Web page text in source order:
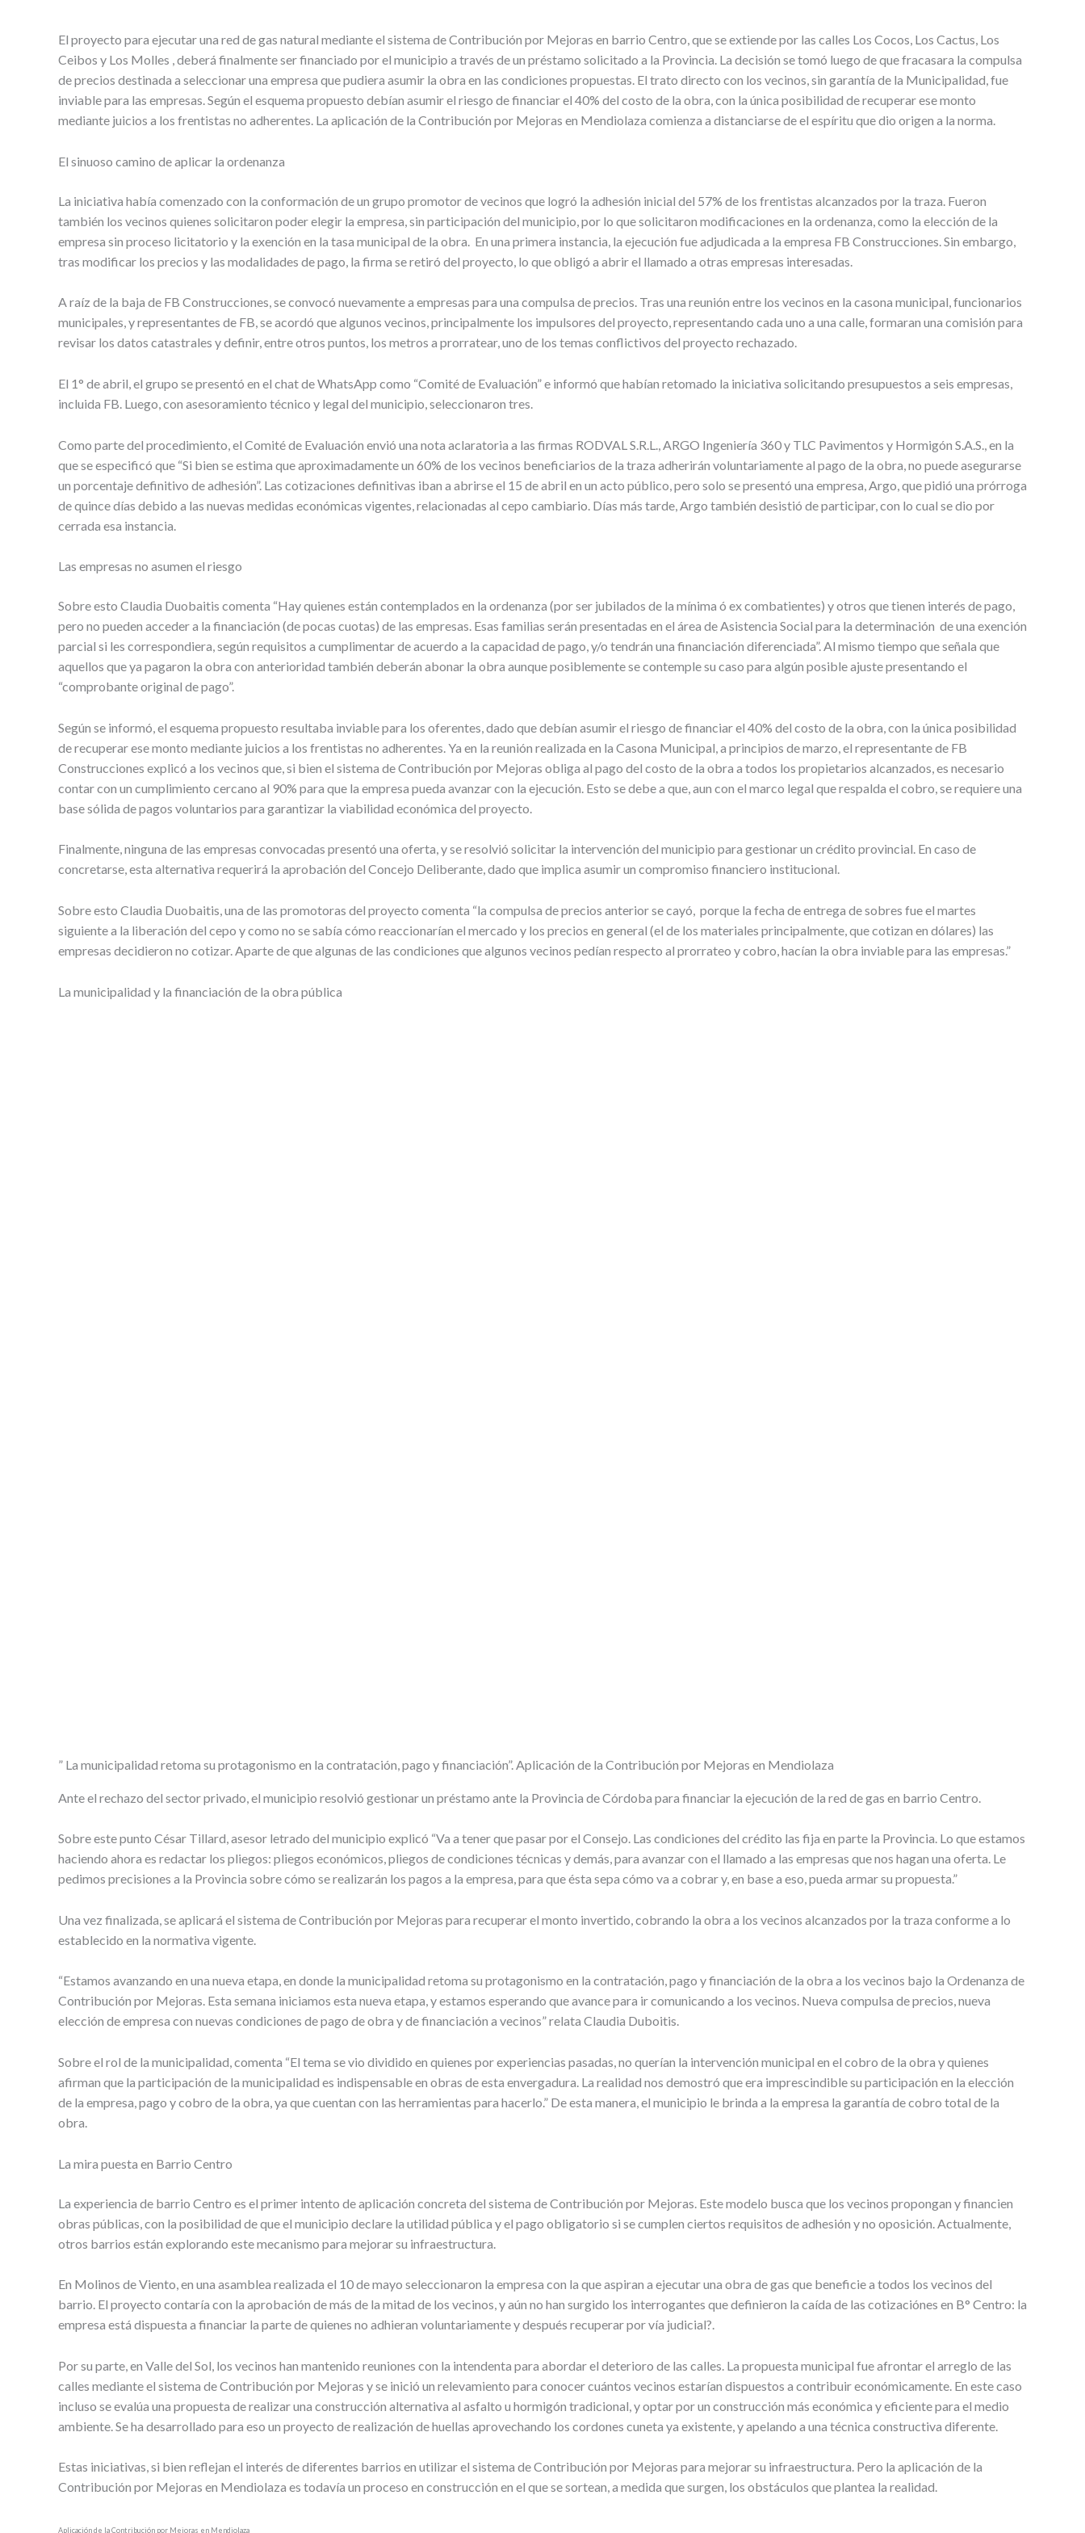
El proyecto para ejecutar una red de gas natural mediante el sistema de Contribución por Mejoras en barrio Centro, que se extiende por las calles Los Cocos, Los Cactus, Los
Ceibos y Los Molles , deberá finalmente ser financiado por el municipio a través de un préstamo solicitado a la Provincia. La decisión se tomó luego de que fracasara la compulsa
de precios destinada a seleccionar una empresa que pudiera asumir la obra en las condiciones propuestas. El trato directo con los vecinos, sin garantía de la Municipalidad, fue
inviable para las empresas. Según el esquema propuesto debían asumir el riesgo de financiar el 40% del costo de la obra, con la única posibilidad de recuperar ese monto
mediante juicios a los frentistas no adherentes. La aplicación de la Contribución por Mejoras en Mendiolaza comienza a distanciarse de el espíritu que dio origen a la norma.
El sinuoso camino de aplicar la ordenanza
La iniciativa había comenzado con la conformación de un grupo promotor de vecinos que logró la adhesión inicial del 57% de los frentistas alcanzados por la traza. Fueron
también los vecinos quienes solicitaron poder elegir la empresa, sin participación del municipio,por lo que solicitaron modificaciones en la ordenanza, como la elección de la
empresa sin proceso licitatorio y la exención en la tasa municipal de la obra. En una primera instancia, la ejecución fue adjudicada a la empresa FB Construcciones. Sin embargo,
tras modificar los precios y las modalidades de pago, la firma se retiró del proyecto, lo que obligó a abrir el llamado a otras empresas interesadas.
A raíz de la baja de FB Construcciones, se convocó nuevamente a empresas para una compulsa de precios. Tras una reunión entre los vecinos en la casona municipal, funcionarios
municipales, y representantes de FB, se acordó que algunos vecinos, principalmente los impulsores del proyecto, representando cada uno a una calle, formaran una comisión para
revisar los datos catastrales y definir, entre otros puntos, los metros a prorratear, uno de los temas conflictivos del proyecto rechazado.
El 1° de abril, el grupo se presentó en el chat de WhatsApp como “Comité de Evaluación” e informó que habían retomado la iniciativa solicitando presupuestos a seis empresas,
incluida FB. Luego, con asesoramiento técnico y legal del municipio, seleccionaron tres.
Como parte del procedimiento, el Comité de Evaluación envió una nota aclaratoria a las firmas RODVAL S.R.L., ARGO Ingeniería 360 y TLC Pavimentos y Hormigón S.A.S., en la
que se especificó que “Si bien se estima que aproximadamente un 60% de los vecinos beneficiarios de la traza adherirán voluntariamente al pago de la obra, no puede asegurarse
un porcentaje definitivo de adhesión”. Las cotizaciones definitivas iban a abrirse el 15 de abril en un acto público, pero solo se presentó una empresa, Argo, que pidió una prórroga
de quince días debido a las nuevas medidas económicas vigentes, relacionadas al cepo cambiario. Días más tarde, Argo también desistió de participar, con lo cual se dio por
cerrada esa instancia.
Las empresas no asumen el riesgo
Sobre esto Claudia Duobaitis comenta “Hay quienes están contemplados en la ordenanza (por ser jubilados de la mínima ó ex combatientes) y otros que tienen interés de pago,
pero no pueden acceder a la financiación (de pocas cuotas) de las empresas. Esas familias serán presentadas en el área de Asistencia Social para la determinación de una exención
parcial si les correspondiera, según requisitos a cumplimentar de acuerdo a la capacidad de pago, y/o tendrán una financiación diferenciada”. Al mismo tiempo que señala que
aquellos que ya pagaron la obra con anterioridad también deberán abonar la obra aunque posiblemente se contemple su caso para algún posible ajuste presentando el
“comprobante original de pago”.
Según se informó, el esquema propuesto resultaba inviable para los oferentes, dado que debían asumir el riesgo de financiar el 40% del costo de la obra, con la única posibilidad
de recuperar ese monto mediante juicios a los frentistas no adherentes. Ya en la reunión realizada en la Casona Municipal, a principios de marzo, el representante de FB
Construcciones explicó a los vecinos que, si bien el sistema de Contribución por Mejoras obliga al pago del costo de la obra a todos los propietarios alcanzados, es necesario
contar con un cumplimiento cercano al 90% para que la empresa pueda avanzar con la ejecución. Esto se debe a que, aun con el marco legal que respalda el cobro, se requiere una
base sólida de pagos voluntarios para garantizar la viabilidad económica del proyecto.
Finalmente, ninguna de las empresas convocadas presentó una oferta, y se resolvió solicitar la intervención del municipio para gestionar un crédito provincial. En caso de
concretarse, esta alternativa requerirá la aprobación del Concejo Deliberante, dado que implica asumir un compromiso financiero institucional.
Sobre esto Claudia Duobaitis, una de las promotoras del proyecto comenta “la compulsa de precios anterior se cayó, porque la fecha de entrega de sobres fue el martes
siguiente a la liberación del cepo y como no se sabía cómo reaccionarían el mercado y los precios en general (el de los materiales principalmente, que cotizan en dólares) las
empresas decidieron no cotizar. Aparte de que algunas de las condiciones que algunos vecinos pedían respecto al prorrateo y cobro, hacían la obra inviable para las empresas.”
La municipalidad y la financiación de la obra pública
” L a municipalidad retoma su protagonismo en la contratación, pago y financiación”. Aplicación de la Contribución por Mejoras en Mendiolaza
Ante el rechazo del sector privado, el municipio resolvió gestionar un préstamo ante la Provincia de Córdoba para financiar la ejecución de la red de gas en barrio Centro.
Sobre este punto César Tillard, asesor letrado del municipio explicó “Va a tener que pasar por el Consejo. Las condiciones del crédito las fija en parte la Provincia. Lo que estamos
haciendo ahora es redactar los pliegos: pliegos económicos, pliegos de condiciones técnicas y demás, para avanzar con el llamado a las empresas que nos hagan una oferta. Le
pedimos precisiones a la Provincia sobre cómo se realizarán los pagos a la empresa, para que ésta sepa cómo va a cobrar y, en base a eso, pueda armar su propuesta.”
Una vez finalizada, se aplicará el sistema de Contribución por Mejoras para recuperar el monto invertido, cobrando la obra a los vecinos alcanzados por la traza conforme a lo
establecido en la normativa vigente.
“Estamos avanzando en una nueva etapa, en donde la municipalidad retoma su protagonismo en la contratación, pago y financiación de la obra a los vecinos bajo la Ordenanza de
Contribución por Mejoras. Esta semana iniciamos esta nueva etapa, y estamos esperando que avance para ir comunicando a los vecinos. Nueva compulsa de precios, nueva
elección de empresa con nuevas condiciones de pago de obra y de financiación a vecinos” relata Claudia Duboitis.
Sobre el rol de la municipalidad, comenta “El tema se vio dividido en quienes por experiencias pasadas, no querían la intervención municipal en el cobro de la obra y quienes
afirman que la participación de la municipalidad es indispensable en obras de esta envergadura. La realidad nos demostró que era imprescindible su participación en la elección
de la empresa, pago y cobro de la obra, ya que cuentan con las herramientas para hacerlo.” De esta manera, el municipio le brinda a la empresa la garantía de cobro total de la
obra.
La mira puesta en Barrio Centro
La experiencia de barrio Centro es el primer intento de aplicación concreta del sistema de Contribución por Mejoras. Este modelo busca que los vecinos propongan y financien
obras públicas, con la posibilidad de que el municipio declare la utilidad pública y el pago obligatorio si se cumplen ciertos requisitos de adhesión y no oposición. Actualmente,
otros barrios están explorando este mecanismo para mejorar su infraestructura.
En Molinos de Viento, en una asamblea realizada el 10 de mayo seleccionaron la empresa con la que aspiran a ejecutar una obra de gas que beneficie a todos los vecinos del
barrio. El proyecto contaría con la aprobación de más de la mitad de los vecinos, y aún no han surgido los interrogantes que definieron la caída de las cotizaciónes en B° Centro: la
empresa está dispuesta a financiar la parte de quienes no adhieran voluntariamente y después recuperar por vía judicial?.
Por su parte, en Valle del Sol, los vecinos han mantenido reuniones con la intendenta para abordar el deterioro de las calles. La propuesta municipal fue afrontar el arreglo de las
calles mediante el sistema de Contribución por Mejoras y se inició un relevamiento para conocer cuántos vecinos estarían dispuestos a contribuir económicamente. En este caso
incluso se evalúa una propuesta de realizar una construcción alternativa al asfalto u hormigón tradicional, y optar por un construcción más económica y eficiente para el medio
ambiente. Se ha desarrollado para eso un proyecto de realización de huellas aprovechando los cordones cuneta ya existente, y apelando a una técnica constructiva diferente.
Estas iniciativas, si bien reflejan el interés de diferentes barrios en utilizar el sistema de Contribución por Mejoras para mejorar su infraestructura. Pero la aplicación de la
Contribución por Mejoras en Mendiolaza es todavía un proceso en construcción en el que se sortean, a medida que surgen, los obstáculos que plantea la realidad.
Aplicación de la Contribución por Mejoras en Mendiolaza